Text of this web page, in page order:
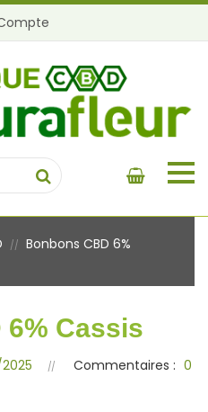
// Bonbons CBD 6%
6% Cassis
2025 Commentaires : 0